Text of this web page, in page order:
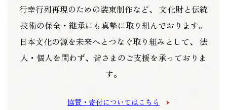
行幸行列再現のための装束制作など、 文化財と伝統
技術の保全・継承にも真摯に取り組んでおります。
日本文化の源を未来へとつなぐ取り組みとして、 法
人・個人を問わず、皆さまのご支援を承っておりま
す。
協賛・寄付についてはこちら